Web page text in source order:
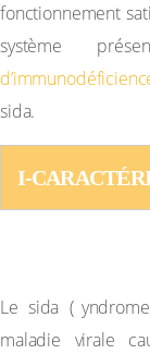
fonctionnement
système
sida.
I-
1-
Le sida (s
maladie virale